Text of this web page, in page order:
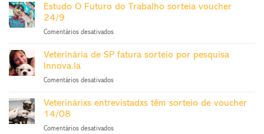
bióloga,
do
Controle
Pragas
Estudo O Futuro do Trabalho sorteia voucher
24/9
Comentários desativadosem
O
Trabalho
voucher
Veterinária de SP fatura sorteio por pesquisa
Innova.la
Comentários desativadosem
de
sorteio
Veterinárixs entrevistadxs têm sorteio de voucher
14/08
Comentários desativadosem